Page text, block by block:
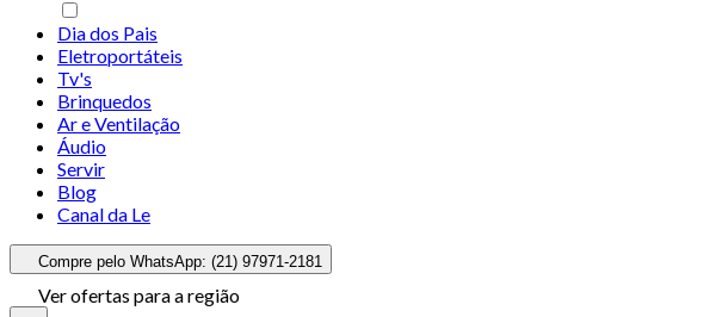
Dia dos Pais
Eletroportáteis
Tv's
Brinquedos
Ar e Ventilação
Áudio
Servir
Blog
Canal da Le
Compre pelo WhatsApp: (21) 97971-2181
Ver ofertas para a região